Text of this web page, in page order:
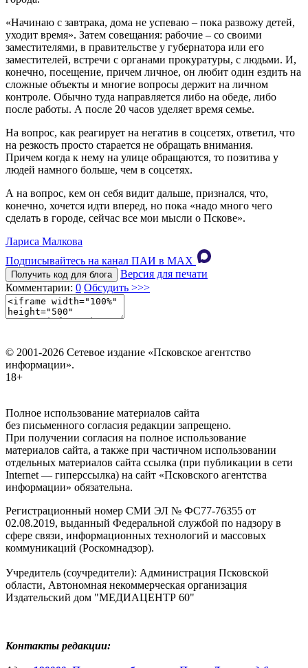
«Начинаю с завтрака, дома не успеваю – пока развожу детей,
уходит время». Затем совещания: рабочие – со своими
заместителями, в правительстве у губернатора или его
заместителей, встречи с органами прокуратуры, с людьми. И,
конечно, посещение, причем личное, он любит один ездить на
сложные объекты и многие вопросы держит на личном
контроле. Обычно туда направляется либо на обеде, либо
после работы. А после 20 часов уделяет время семье.
На вопрос, как реагирует на негатив в соцсетях, ответил, что
на резкость просто старается не обращать внимания.
Причем когда к нему на улице обращаются, то позитива у
людей намного больше, чем в соцсетях.
А на вопрос, кем он себя видит дальше, признался, что,
конечно, хочется идти вперед, но пока «надо много чего
сделать в городе, сейчас все мои мысли о Пскове».
Лариса Малкова
Подписывайтесь на канал ПАИ в MAХ
Получить код для блога
Версия для печати
Комментарии: 0 Обсудить >>>
© 2001-2026 Сетевое издание «Псковское агентство
информации».
18+
Полное использование материалов сайта
без письменного согласия редакции запрещено.
При получении согласия на полное использование
материалов сайта, а также при частичном использовании
отдельных материалов сайта ссылка (при публикации в сети
Internet — гиперссылка) на сайт «Псковского агентства
информации» обязательна.
Регистрационный номер СМИ ЭЛ № ФС77-76355 от
02.08.2019, выданный Федеральной службой по надзору в
сфере связи, информационных технологий и массовых
коммуникаций (Роскомнадзор).
Учредитель (соучредители): Администрация Псковской
области, Автономная некоммерческая организация
Издательский дом "МЕДИАЦЕНТР 60"
Контакты редакции: